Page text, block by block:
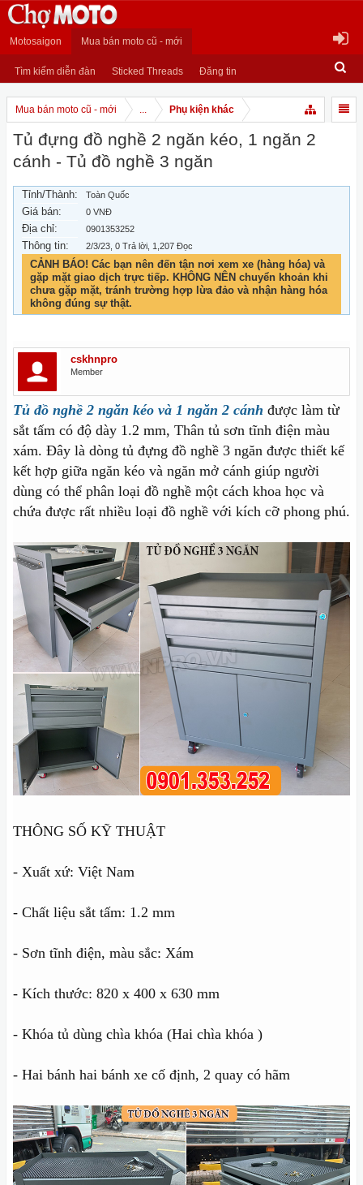
Motosaigon Mua bán moto cũ - mới
Tìm kiếm diễn đàn Sticked Threads Đăng tin
Mua bán moto cũ - mới ... Phụ kiện khác
Tủ đựng đồ nghề 2 ngăn kéo, 1 ngăn 2
cánh - Tủ đồ nghề 3 ngăn
Tỉnh/Thành: Toàn Quốc
Giá bán: 0 VNĐ
Địa chỉ: 0901353252
Thông tin: 2/3/23 , 0 Trả lời, 1,207 Đọc
CẢNH BÁO! Các bạn nên đến tận nơi xem xe (hàng hóa) và
gặp mặt giao dịch trực tiếp. KHÔNG NÊN chuyển khoản khi
chưa gặp mặt, tránh trường hợp lừa đảo và nhận hàng hóa
không đúng sự thật.
cskhnpro
Member
Tủ đồ nghề 2 ngăn kéo và 1 ngăn 2 cánh được làm từ
sắt tấm có độ dày 1.2 mm, Thân tủ sơn tĩnh điện màu
xám. Đây là dòng tủ đựng đồ nghề 3 ngăn được thiết kế
kết hợp giữa ngăn kéo và ngăn mở cánh giúp người
dùng có thể phân loại đồ nghề một cách khoa học và
chứa được rất nhiều loại đồ nghề với kích cỡ phong phú.
THÔNG SỐ KỸ THUẬT
- Xuất xứ: Việt Nam
- Chất liệu sắt tấm: 1.2 mm
- Sơn tĩnh điện, màu sắc: Xám
- Kích thước: 820 x 400 x 630 mm
- Khóa tủ dùng chìa khóa (Hai chìa khóa )
- Hai bánh hai bánh xe cố định, 2 quay có hãm